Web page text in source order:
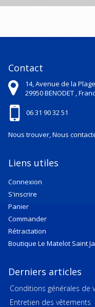
Contact
14, Avenue de la Plage
29950BENODET ,
06 31 90 32 51
Nous trouver, Nous
Liens utiles
Connexion
S'inscrire
Panier
Commander
Rétractation
Boutique Le Matelot Saint
Derniers articles
Conditions générales de
Entretien des vêtements